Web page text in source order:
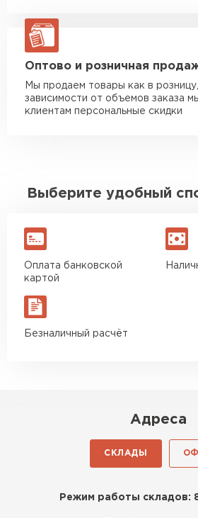
макс. длина груза 13,5 м
ЗАКАЗАТЬ С
Оптово и розничная
Мы продаем товары как в
зависимости от объемов заказа
клиентам персональные скидки
Выберите удобный
Оплата банковской
картой
Безналичный расчёт
Адреса
СКЛАДЫ
Режим работы складов: